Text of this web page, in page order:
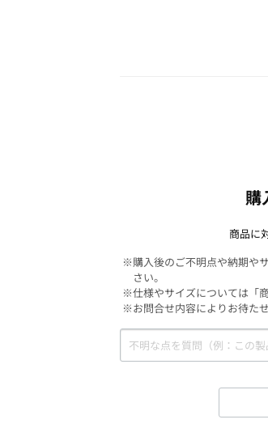
購
商品に
※購入後のご不明点や納期や
さい。
※仕様やサイズについては「
※お問合せ内容によりお待た